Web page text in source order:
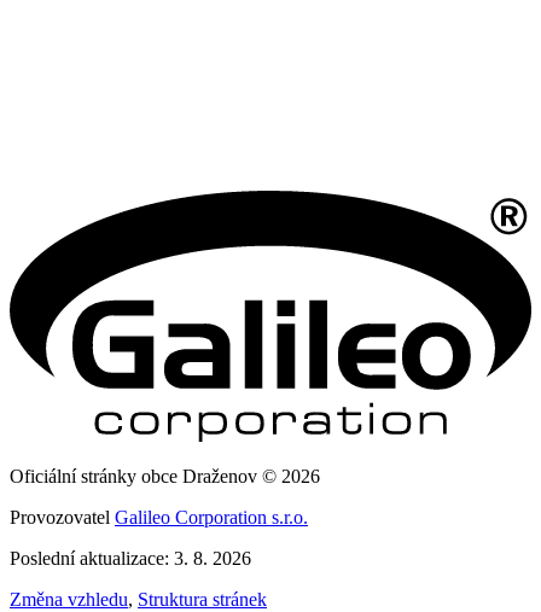
Oficiální stránky obce Draženov © 2026
Provozovatel Galileo Corporation s.r.o.
Poslední aktualizace: 3. 8. 2026
Změna vzhledu, Struktura stránek